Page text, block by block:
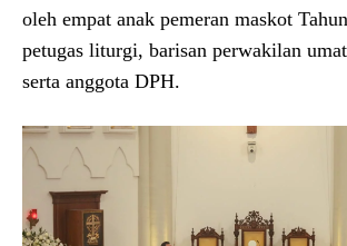
oleh empat anak pemeran maskot
petugas liturgi, barisan perwakilan
serta anggota DPH.